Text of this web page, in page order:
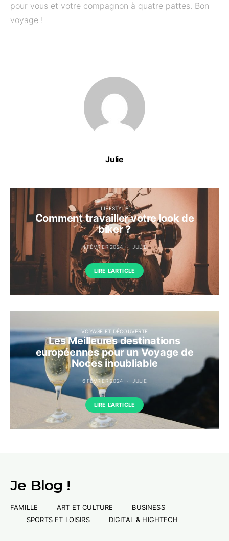
pour vous et votre compagnon à quatre pattes. Bon
voyage !
Julie
LIFESTYLE
Comment travailler votre look de
biker ?
4 FÉVRIER 2024 JULIE
LIRE L'ARTICLE
VOYAGE ET DÉCOUVERTE
Les Meilleures destinations
européennes pour un Voyage de
Noces inoubliable
6 FÉVRIER 2024 JULIE
LIRE L'ARTICLE
Je Blog !
FAMILLE ART ET CULTURE
BUSINESS
SPORTS ET LOISIRS
DIGITAL & HIGHTECH